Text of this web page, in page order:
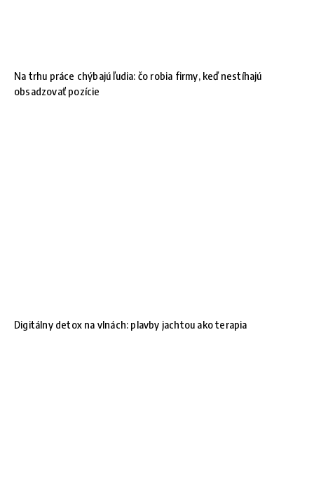
Na trhu práce chýbajú ľudia: čo robia firmy, keď nestíhajú
obsadzovať pozície
Digitálny detox na vlnách: plavby jachtou ako terapia